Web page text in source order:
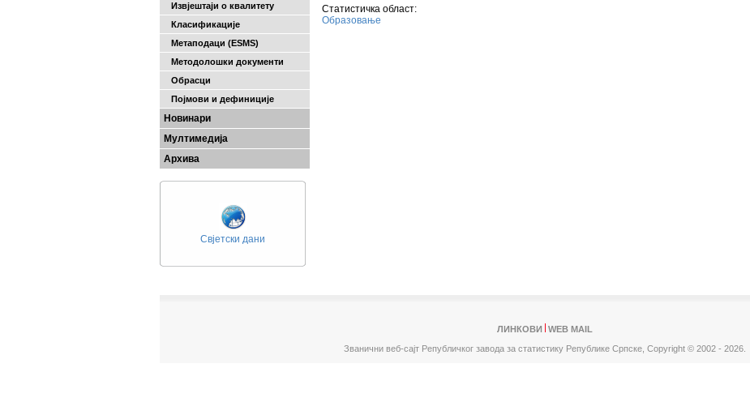
Извјештаји о квалитету
Класификације
Метаподаци (ESMS)
Методолошки документи
Обрасци
Појмови и дефиниције
Новинари
Мултимедија
Архива
Свјетски дани
Статистичка област:
Образовање
ЛИНКОВИ
WEB MAIL
Званични веб-сајт Републичког завода за статистику Републике Српске, Copyright © 2002 - 2026.